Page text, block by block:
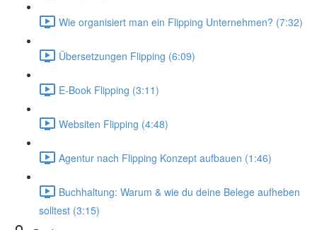
Wie organisiert man ein Flipping Unternehmen? (7:32)
Übersetzungen Flipping (6:09)
E-Book Flipping (3:11)
Websiten Flipping (4:48)
Agentur nach Flipping Konzept aufbauen (1:46)
Buchhaltung: Warum & wie du deine Belege aufheben
solltest (3:15)